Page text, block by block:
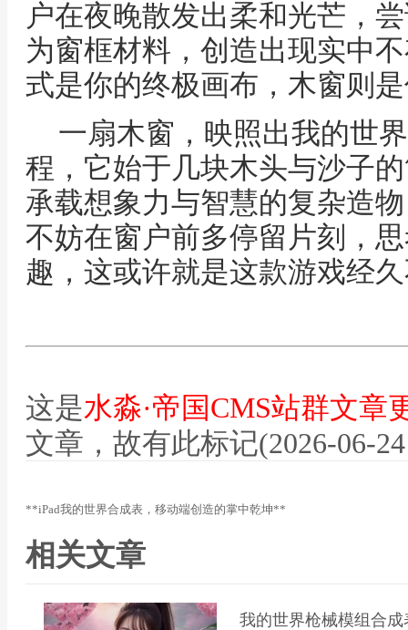
户在夜晚散发出柔和光芒，
为窗框材料，创造出现实中
式是你的终极画布，木窗则
一扇木窗，映照出我的世
程，它始于几块木头与沙子
承载想象力与智慧的复杂造
不妨在窗户前多停留片刻，
趣，这或许就是这款游戏经
这是水淼·帝国CMS站群文章
文章，故有此标记(2026-06-
**iPad我的世界合成表，移动端创造的掌中乾坤**
相关文章
我的世界枪械模组合